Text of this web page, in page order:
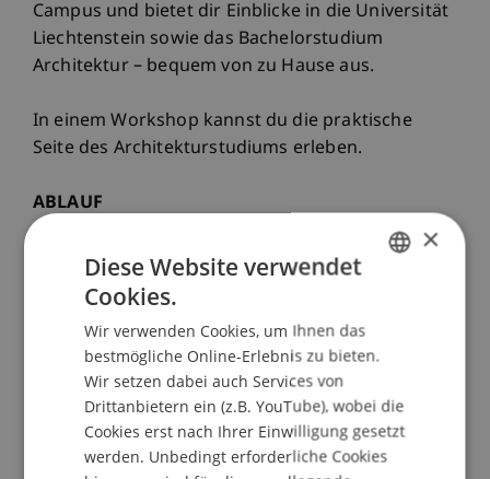
Campus und bietet dir Einblicke in die Universität
Liechtenstein sowie das Bachelorstudium
Architektur – bequem von zu Hause aus.
In einem Workshop kannst du die praktische
Seite des Architekturstudiums erleben.
ABLAUF
13.30 Uhr: Vorstellung des Architektur-Teams
13.35 Uhr: Präsentation Bachelorstudium
Architektur | mit Mag. arch. Cornelia Faisst,
13.55 Uhr: Einblick in Werkstatt und Atelier | mit
Teresa Rädler, Wissenschaftliche Mitarbeiterin
14.05 Uhr: Erfahrungen aus dem
Architekturstudium | mit Rebecca Senti, Student
Ambassadors
×
Diese Website verwendet
Cookies.
Wir verwenden Cookies, um Ihnen das
bestmögliche Online-Erlebnis zu bieten.
Wir setzen dabei auch Services von
Drittanbietern ein (z.B. YouTube), wobei die
Cookies erst nach Ihrer Einwilligung gesetzt
werden. Unbedingt erforderliche Cookies